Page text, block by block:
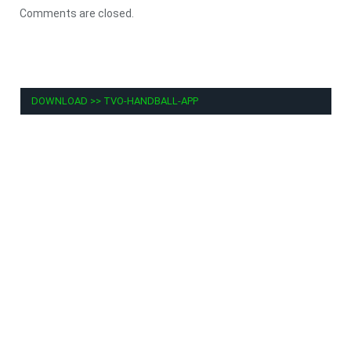
Comments are closed.
DOWNLOAD >> TVO-HANDBALL-APP